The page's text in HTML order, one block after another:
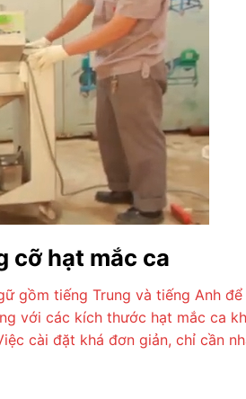
cỡ hạt mắc ca
gồm tiếng Trung và tiếng Anh
với các kích thước hạt mắc ca
cài đặt khá đơn giản, chỉ cần